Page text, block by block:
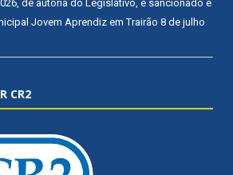
de autoria do Legislativo, é sancionado e
Jovem Aprendiz em Trairão 8 de julho
CR2